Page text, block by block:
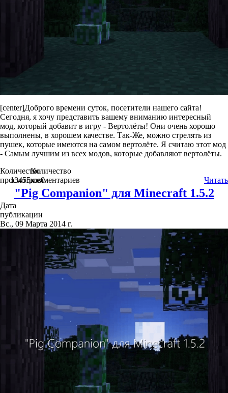
[center]Доброго времени суток, посетители нашего сайта!
Сегодня, я хочу представить вашему вниманию интересный
мод, который добавит в игру - Вертолёты! Они очень хорошо
выполнены, в хорошем качестве. Так-Же, можно стрелять из
пушек, которые имеются на самом вертолёте. Я считаю этот мод
- Самым лучшим из всех модов, которые добавляют вертолёты.
Количество
просмотров
13455
Количество
комментариев
0 Читать
"Pig Companion" для Minecraft 1.5.2
Дата
публикации
Вс., 09 Марта 2014 г.